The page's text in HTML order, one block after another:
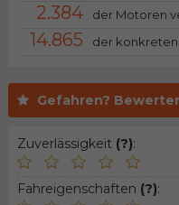
Gefahren?
Zuverlässigkeit (?):
Fahreigenschaften (?):
2.384 der Motoren
14.865 der